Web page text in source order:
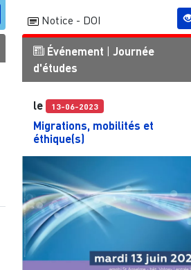
Notice - DOI
Événement | Journée
d'études
le 13-06-2023
Migrations, mobilités et
éthique(s)